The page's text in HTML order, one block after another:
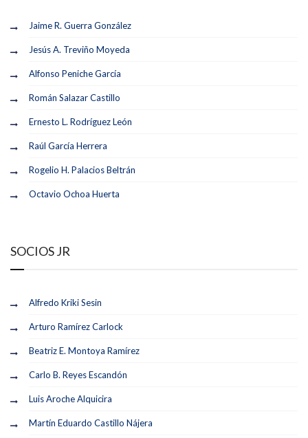
Jaime R. Guerra González
Jesús A. Treviño Moyeda
Alfonso Peniche García
Román Salazar Castillo
Ernesto L. Rodríguez León
Raúl García Herrera
Rogelio H. Palacios Beltrán
Octavio Ochoa Huerta
SOCIOS JR
Alfredo Kriki Sesin
Arturo Ramírez Carlock
Beatriz E. Montoya Ramírez
Carlo B. Reyes Escandón
Luis Aroche Alquicira
Martín Eduardo Castillo Nájera